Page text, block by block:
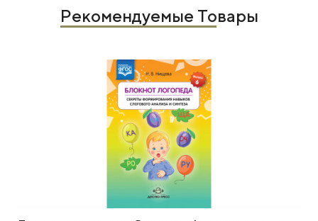
Рекомендуемые Товары